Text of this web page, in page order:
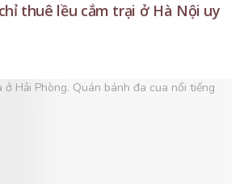
thuê lều cắm trại ở Hà Nội uy